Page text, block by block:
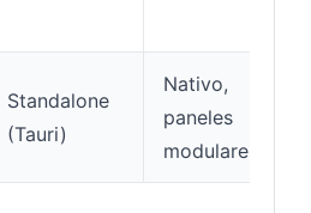
Standalone
(Tauri)
Nativo,
paneles
modulares